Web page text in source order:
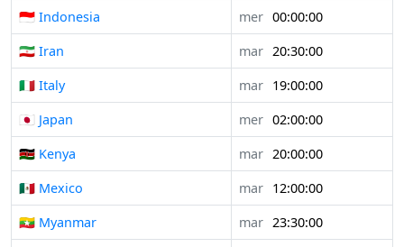
🇮🇩 Indonesia
mer 00:00:00
🇮🇷 Iran
mar 20:30:00
🇮🇹 Italy
mar 19:00:00
🇯🇵 Japan
mer 02:00:00
🇰🇪 Kenya
mar 20:00:00
🇲🇽 Mexico
mar 12:00:00
🇲🇲 Myanmar
mar 23:30:00